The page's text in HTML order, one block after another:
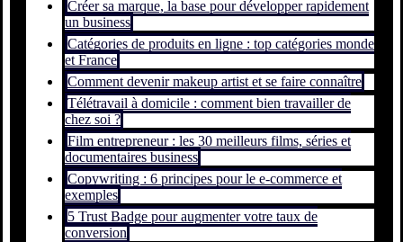
Créer sa marque, la base pour développer rapidement
un business
Catégories de produits en ligne : top catégories monde
et France
Comment devenir makeup artist et se faire connaître
Télétravail à domicile : comment bien travailler de
chez soi ?
Film entrepreneur : les 30 meilleurs films, séries et
documentaires business
Copywriting : 6 principes pour le e-commerce et
exemples
5 Trust Badge pour augmenter votre taux de
conversion